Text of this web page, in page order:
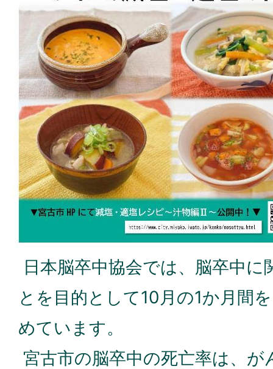
日本脳卒中協会では、脳卒中
とを目的として10月の1か月間を
めています。
宮古市の脳卒中の死亡率は、が